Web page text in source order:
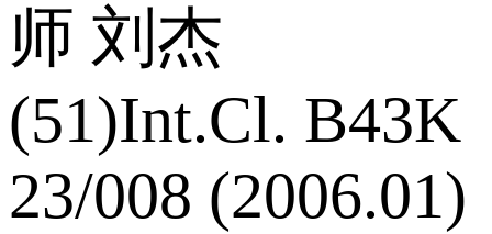
师 刘杰
(51)Int.Cl. B43K
23/008 (2006.01)